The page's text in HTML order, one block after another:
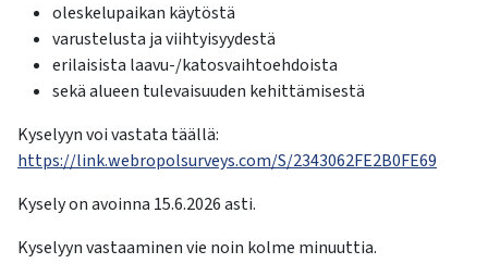
oleskelupaikan käytöstä
varustelusta ja viihtyisyydestä
erilaisista laavu-/katosvaihtoehdoista
sekä alueen tulevaisuuden kehittämisestä
Kyselyyn voi vastata täällä:
https://link.webropolsurveys.com/S/2343062FE2B0FE69
Kysely on avoinna 15.6.2026 asti.
Kyselyyn vastaaminen vie noin kolme minuuttia.